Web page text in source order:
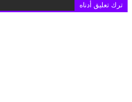
ترك تعليق أدناه